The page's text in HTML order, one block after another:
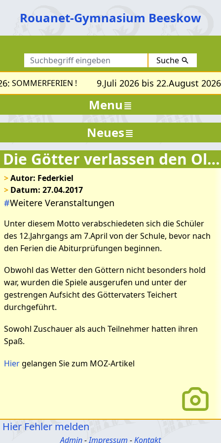
Rouanet-Gymnasium Beeskow
Suche
SOMMERFERIEN ! 9.Juli 2026 bis 22.August 2026:
Menu
Die Götter verlassen den Olymp
>Autor: Federkiel
> Datum: 27.04.2017
#Weitere Veranstaltungen
Unter diesem Motto verabschiedeten sich die Schüler
des 12.Jahrgangs am 7.April von der Schule, bevor nach
den Ferien die Abiturprüfungen beginnen.
Obwohl das Wetter den Göttern nicht besonders hold
war, wurden die Spiele ausgerufen und unter der
gestrengen Aufsicht des Göttervaters Teichert
durchgeführt.
Sowohl Zuschauer als auch Teilnehmer hatten ihren
Spaß.
Hiergelangen Sie zum MOZ-Artikel
Bilder zum Artikel: Die
Götter verlassen den
Olymp
Neues
Hier Fehler melden
Admin-Impressum -Kontakt